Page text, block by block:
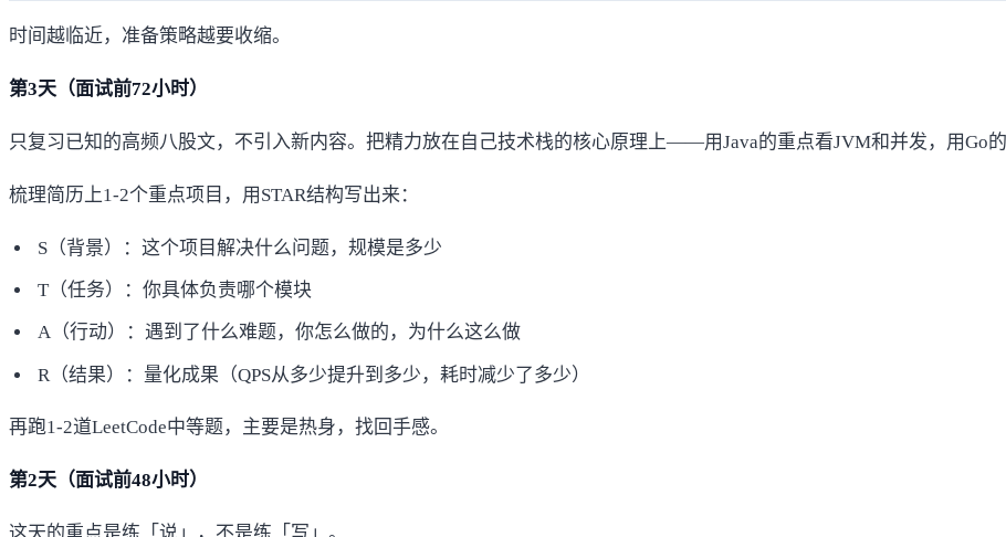
时间越临近，准备策略越要收缩。
第3天（面试前72小时）
只复习已知的高频八股文，不引入新内容。把精力放在自己技术栈的核心原理上——用Java的重点看JVM和并发，用Go的
梳理简历上1-2个重点项目，用STAR结构写出来：
S（背景）：这个项目解决什么问题，规模是多少
T（任务）：你具体负责哪个模块
A（行动）：遇到了什么难题，你怎么做的，为什么这么做
R（结果）：量化成果（QPS从多少提升到多少，耗时减少了多少）
再跑1-2道LeetCode中等题，主要是热身，找回手感。
第2天（面试前48小时）
这天的重点是练「说」，不是练「写」。